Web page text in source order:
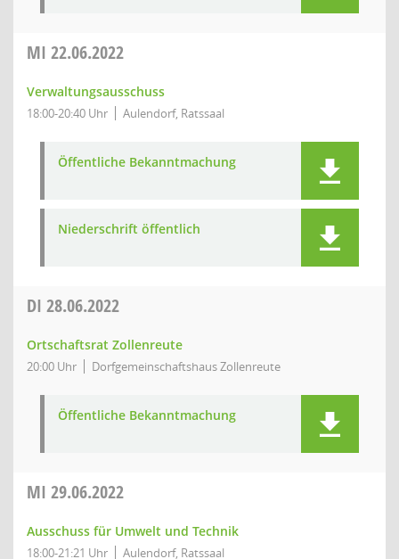
MI 22.06.2022
Verwaltungsausschuss
18:00-20:40 Uhr Aulendorf, Ratssaal
Öffentliche Bekanntmachung
Niederschrift öffentlich
DI 28.06.2022
Ortschaftsrat Zollenreute
20:00 Uhr Dorfgemeinschaftshaus Zollenreute
Öffentliche Bekanntmachung
MI 29.06.2022
Ausschuss für Umwelt und Technik
18:00-21:21 Uhr Aulendorf, Ratssaal